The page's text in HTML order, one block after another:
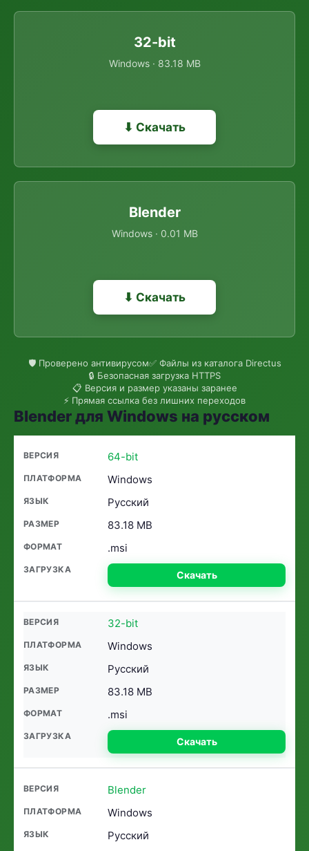
32-bit
Windows · 83.18 MB
⬇ Скачать
Blender
Windows · 0.01 MB
⬇ Скачать
🛡 Проверено антивирусом✅ Файлы из каталога Directus
🔒 Безопасная загрузка HTTPS
📋 Версия и размер указаны заранее
⚡ Прямая ссылка без лишних переходов
Blender для Windows на русском
64-bit
Windows
Русский
83.18 MB
.msi
Скачать
32-bit
Windows
Русский
83.18 MB
.msi
Скачать
Blender
Windows
Русский